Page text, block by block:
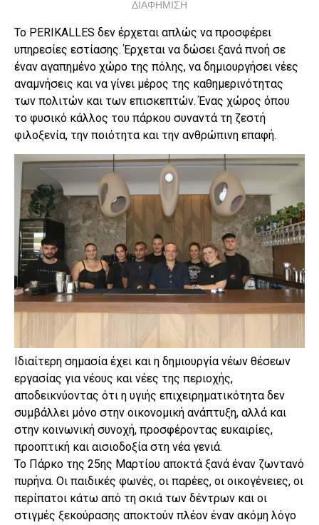
ΔΙΑΦΗΜΙΣΗ
Το PERIKALLES δεν έρχεται απλώς να προσφέρει
υπηρεσίες εστίασης. Έρχεται να δώσει ξανά πνοή σε
έναν αγαπημένο χώρο της πόλης, να δημιουργήσει νέες
αναμνήσεις και να γίνει μέρος της καθημερινότητας
των πολιτών και των επισκεπτών. Ένας χώρος όπου
το φυσικό κάλλος του πάρκου συναντά τη ζεστή
φιλοξενία, την ποιότητα και την ανθρώπινη επαφή.
Ιδιαίτερη σημασία έχει και η δημιουργία νέων θέσεων
εργασίας για νέους και νέες της περιοχής,
αποδεικνύοντας ότι η υγιής επιχειρηματικότητα δεν
συμβάλλει μόνο στην οικονομική ανάπτυξη, αλλά και
στην κοινωνική συνοχή, προσφέροντας ευκαιρίες,
προοπτική και αισιοδοξία στη νέα γενιά.
Το Πάρκο της 25ης Μαρτίου αποκτά ξανά έναν ζωντανό
πυρήνα. Οι παιδικές φωνές, οι παρέες, οι οικογένειες, οι
περίπατοι κάτω από τη σκιά των δέντρων και οι
στιγμές ξεκούρασης αποκτούν πλέον έναν ακόμη λόγο